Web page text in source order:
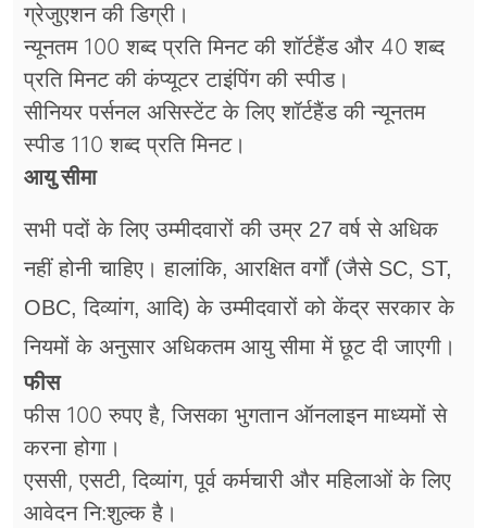
ग्रेजुएशन की डिग्री।
न्यूनतम 100 शब्द प्रति मिनट की शॉर्टहैंड और 40 शब्द
प्रति मिनट की कंप्यूटर टाइंपिंग की स्पीड।
सीनियर पर्सनल असिस्टेंट के लिए शॉर्टहैंड की न्यूनतम
स्पीड 110 शब्द प्रति मिनट।
आयु सीमा
सभी पदों के लिए उम्मीदवारों की उम्र 27 वर्ष से अधिक
नहीं होनी चाहिए। हालांकि, आरक्षित वर्गों (जैसे SC, ST,
OBC, दिव्यांग, आदि) के उम्मीदवारों को केंद्र सरकार के
नियमों के अनुसार अधिकतम आयु सीमा में छूट दी जाएगी।
फीस
फीस 100 रुपए है, जिसका भुगतान ऑनलाइन माध्यमों से
करना होगा।
एससी, एसटी, दिव्यांग, पूर्व कर्मचारी और महिलाओं के लिए
आवेदन नि:शुल्क है।